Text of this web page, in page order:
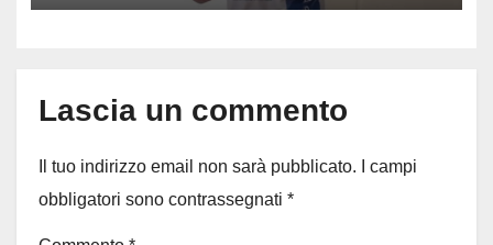
Lascia un commento
Il tuo indirizzo email non sarà pubblicato.
I campi
obbligatori sono contrassegnati *